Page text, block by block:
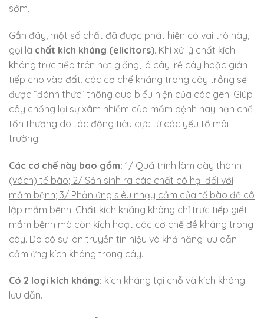
sớm.
Gần đây, một số chất đã được phát hiện có vai trò này,
gọi là chất kích kháng (elicitors). Khi xử lý chất kích
kháng trực tiếp trên hạt giống, lá cây, rễ cây hoặc gián
tiếp cho vào đất, các cơ chế kháng trong cây trồng sẽ
được “đánh thức” thông qua biểu hiện của các gen. Giúp
cây chống lại sự xâm nhiễm của mầm bệnh hay hạn chế
tổn thương do tác động tiêu cực từ các yếu tố môi
trường.
Các cơ chế này bao gồm: 1/ Quá trình làm dày thành
(vách) tế bào; 2/ Sản sinh ra các chất có hại đối với
mầm bệnh; 3/ Phản ứng siêu nhạy cảm của tế bào để cô
lập mầm bệnh. Chất kích kháng không chỉ trực tiếp giết
mầm bệnh mà còn kích hoạt các cơ chế đề kháng trong
cây. Do có sự lan truyền tín hiệu và khả năng lưu dẫn
cảm ứng kích kháng trong cây.
Có 2 loại kích kháng: kích kháng tại chỗ và kích kháng
lưu dẫn.